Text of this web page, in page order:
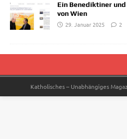
Ein Benediktiner
von Wien
29. Januar 2025
2
Katholisches – Unabhängiges